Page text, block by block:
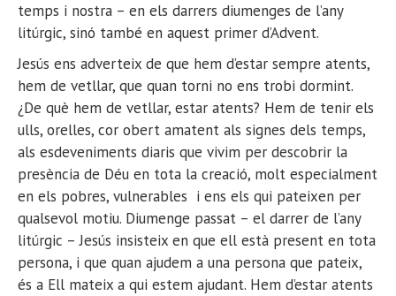
temps i nostra – en els darrers diumenges de l’any
litúrgic, sinó també en aquest primer d’Advent.
Jesús ens adverteix de que hem d’estar sempre atents,
hem de vetllar, que quan torni no ens trobi dormint.
¿De què hem de vetllar, estar atents? Hem de tenir els
ulls, orelles, cor obert amatent als signes dels temps,
als esdeveniments diaris que vivim per descobrir la
presència de Déu en tota la creació, molt especialment
en els pobres, vulnerables i ens els qui pateixen per
qualsevol motiu. Diumenge passat – el darrer de l’any
litúrgic – Jesús insisteix en que ell està present en tota
persona, i que quan ajudem a una persona que pateix,
és a Ell mateix a qui estem ajudant. Hem d’estar atents